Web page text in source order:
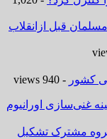
ازانقلاب
-
اورانیوم
تشکیل